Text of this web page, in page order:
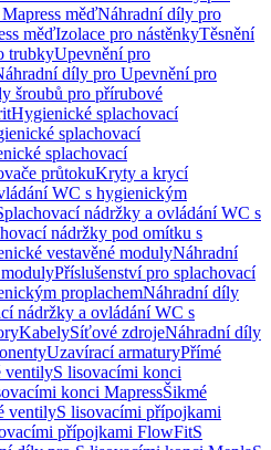
měďNáhradní díly pro
měďIzolace pro nástěnkyTěsnění
trubkyUpevnění pro
díly pro Upevnění pro
šroubů pro přírubové
Hygienické splachovací
splachovací
splachovací
průtokuKryty a krycí
WC s hygienickým
nádržky a ovládání WC s
nádržky pod omítku s
vestavěné modulyNáhradní
Příslušenství pro splachovací
proplachemNáhradní díly
nádržky a ovládání WC s
KabelySíťové zdrojeNáhradní díly
Uzavírací armaturyPřímé
ventilyS lisovacími konci
konci MapressŠikmé
ventilyS lisovacími přípojkami
přípojkami FlowFitS